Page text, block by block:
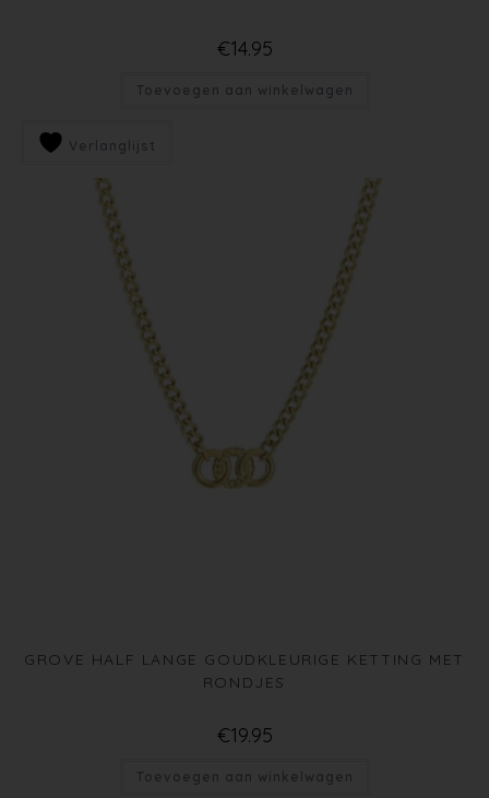
€14.95
Toevoegen aan winkelwagen
Verlanglijst
GROVE HALF LANGE GOUDKLEURIGE KETTING MET
RONDJES
€19.95
Toevoegen aan winkelwagen